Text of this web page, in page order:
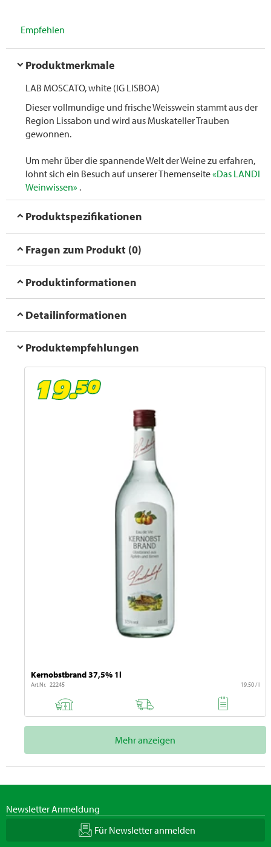
Empfehlen
Produktmerkmale
LAB MOSCATO, white (IG LISBOA)
Dieser vollmundige und frische Weisswein stammt aus der
Region Lissabon und wird aus Muskateller Trauben
gewonnen.
Um mehr über die spannende Welt der Weine zu erfahren,
lohnt sich ein Besuch auf unserer Themenseite«Das LANDI
Weinwissen» .
Produktspezifikationen
Fragen zum Produkt (0)
Produktinformationen
Detailinformationen
Produktempfehlungen
Kernobstbrand 37,5% 1l
Art.Nr. 22245 19.50 / l
Mehr anzeigen
Newsletter Anmeldung
Für Newsletter anmelden